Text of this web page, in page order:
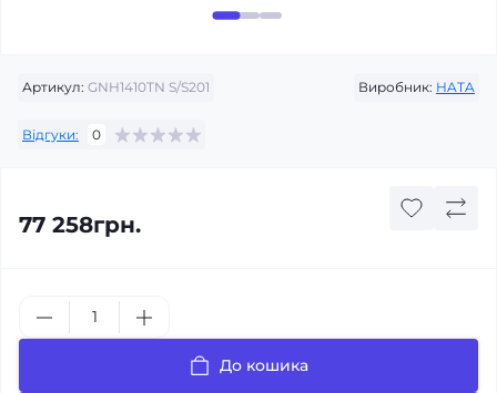
Артикул: GNH1410TN S/S201 Виробник: HATA
Відгуки: 0
77 258грн.
До кошика